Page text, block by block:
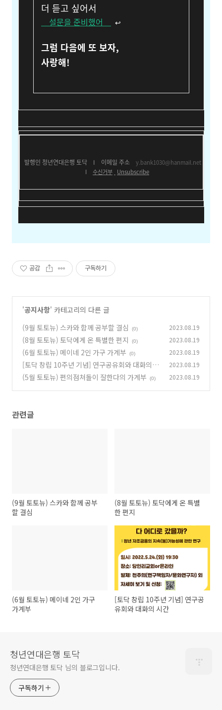
더 듣고 싶어서
설문을 준비했어 ↩︎
그럼 다음에 또 보자,
사랑해!
발행인 청년연대은행 토닥 I 이메일 주소
y.bank1030@hanmail.net
I
수신거부 Unsubscribe
공감 구독하기
'공지사항' 카테고리의 다른 글
(9월 토토뉴) 스카와 함께 공부할 결심
(0) 2023.08.19
(8월 토토뉴) 토닥에게 온 특별한 편지 (0) 2023.08.19
(6월 토토뉴) 메이네 2인 가구 가계부 (0) 2023.08.19
[토닥 창립 10주년 기념] 연구공유회와 대화의 시
간
(0)
2023.08.19
(5월 토토뉴) 편의점쳐돌이 잘한다의 가계부 (0) 2023.08.19
관련글
(9월 토토뉴) 스카와 함께 공부
할 결심
(8월 토토뉴) 토닥에게 온 특별
한 편지
(6월 토토뉴) 메이네 2인 가구
가계부
[토닥 창립 10주년 기념] 연구공
유회와 대화의 시간
청년연대은행 토닥
청년연대은행 토닥 님의 블로그입니다.
구독하기